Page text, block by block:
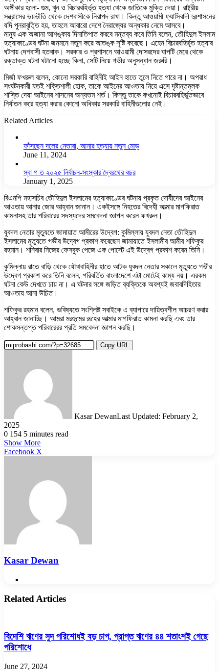
অঙ্গীকার হলো- গুম, খুন ও বিচারবহির্ভূত হত্যা থেকে জাতিকে মুক্তি দেয়া। রাষ্ট্রীয়
সন্ত্রাসের ভয়ভীতি থেকে দেশবাসীকে নিরাপদ রাখা। কিন্তু আওয়ামী ফ্যাসিবাদী দুঃশাসনের
যদি পুনরাবৃত্তি হয়, তাহলে আবারো দেশে নৈরাজ্যের অন্ধকার নেমে আসবে।
মানুষ এক অজানা আশঙ্কায় দিনাতিপাত করবে মন্তব্য করে তিনি বলেন, তৌহিদুল ইসলাম
হত্যাকাণ্ডের ঘটনা জনমনে নতুন করে আতঙ্ক সৃষ্টি করেছে। এহেন বিচারবহির্ভূত হত্যার
ঘটনায় দেশবাসী হতবাক। সরকার ও প্রশাসনে আওয়ামী দোসরদের ঘাপটি মেরে থেকে
রক্তাক্ত ঘটনা ঘটানো হচ্ছে কিনা, সেটি নিয়ে গভীর অনুসন্ধান জরুরি।
মির্জা ফখরুল বলেন, কোনো সরকারি বাহিনীই আইন হাতে তুলে নিতে পারে না। অপরাধ
সংঘটনকারী যতই শক্তিশালী হোক, তাকে আইনের আওতায় নিয়ে এসে দৃষ্টান্তমূলক
শাস্তি দেয়া আইনের শাসনের অন্যতম শর্ত। কিন্তু তাকে কখনোই বিচারবহির্ভূতভাবে
নির্যাতন করে হত্যা করার কোনো অধিকার সরকারি বাহিনীগুলোর নেই।
Related Articles
ফাঁসছেন দলের নেতারা, আনার হত্যায় নতুন মোড়
June 11, 2024
স্বা গ ত ২০২৫ নির্বাচন-সংস্কার দ্বৈরথের বছর
January 1, 2025
বিএনপি মহাসচিব তৌহিদুল ইসলামের হত্যাকাণ্ডের ঘটনায় প্রকৃত দোষীদের আইনের
আওতায় আনার জোর আহ্বান জানান। একইসঙ্গে নিহতের বিদেহী আত্মার মাগফিরাত
কামনাসহ তার পরিবারের সদস্যদের সমবেদনা জ্ঞাপন করেন ফখরুল।
যুবদল নেতার মৃত্যুতে জামায়াত আমীরের উদ্বেগ: কুমিল্লায় যুবদল নেতা তৌহিদুল
ইসলামের মৃত্যুতে গভীর উদ্বেগ প্রকাশ করেছেন জামায়াতে ইসলামীর আমীর শফিকুর
রহমান। শনিবার নিজের ফেসবুক পেজে এক পোস্টে এই উদ্বেগ প্রকাশ করেন তিনি।
কুমিল্লায় রাতে বাড়ি থেকে যৌথবাহিনীর হাতে আটক যুবদল নেতার সকালে মৃত্যুতে গভীর
উদ্বেগ প্রকাশ করে তিনি বলেন, পরিবর্তিত বাংলাদেশে এটা মোটেই কাম্য নয়। এরকম
ঘটনা কেউ দেখতে চায় না। এ ঘটনার সঙ্গে জড়িত ব্যক্তিকে অবশ্যই জবাবদিহিতার
আওতায় আনা উচিত।
শফিকুর রহমান বলেন, ভবিষ্যতে সংশ্লিষ্ট সবাইকে এ ব্যাপারে দায়িত্বশীল আচরণ করার
আহ্বান জানাচ্ছি। আমরা মরহুমের রূহের আত্মার মাগফিরাত কামনা করছি এবং তার
শোকসন্তপ্ত পরিবারেরর প্রতি সমবেদনা জ্ঞাপন করছি।
Copy URL
Kasar DewanLast Updated: February 2,
2025
0 154 5 minutes read
Show More
Facebook X
Kasar Dewan
Related Articles
বিদেশি ঋণের সুদ পরিশোধই বড় চাপ, প্রাপ্ত ঋণের ৪৪ শতাংশই গেছে
পরিশোধে
June 27, 2024